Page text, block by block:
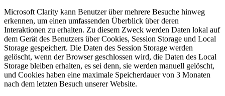
Microsoft Clarity kann Benutzer über mehrere Besuche hinweg
erkennen, um einen umfassenden Überblick über deren
Interaktionen zu erhalten. Zu diesem Zweck werden Daten lokal auf
dem Gerät des Benutzers über Cookies, Session Storage und Local
Storage gespeichert. Die Daten des Session Storage werden
gelöscht, wenn der Browser geschlossen wird, die Daten des Local
Storage bleiben erhalten, es sei denn, sie werden manuell gelöscht,
und Cookies haben eine maximale Speicherdauer von 3 Monaten
nach dem letzten Besuch unserer Website.